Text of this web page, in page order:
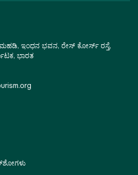
ಇಂಧನ ಭವನ, ರೇಸ್ ಕೋರ್ಸ್ ರಸ್ತೆ,
ಭಾರತ